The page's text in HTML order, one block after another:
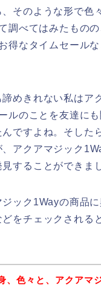
そのような形で色
調べてはみたもの
得なタイムセール
めきれない私はア
ルのことを友達にも
ですよね。そした
アクアマジック
することができま
ック1Wayの商品
をチェックされる
、色々と、アクアマ